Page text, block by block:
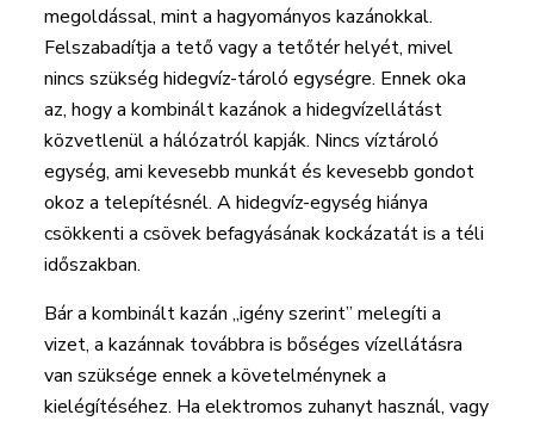
megoldással, mint a hagyományos kazánokkal.
Felszabadítja a tető vagy a tetőtér helyét, mivel
nincs szükség hidegvíz-tároló egységre. Ennek oka
az, hogy a kombinált kazánok a hidegvízellátást
közvetlenül a hálózatról kapják. Nincs víztároló
egység, ami kevesebb munkát és kevesebb gondot
okoz a telepítésnél. A hidegvíz-egység hiánya
csökkenti a csövek befagyásának kockázatát is a téli
időszakban.
Bár a kombinált kazán „igény szerint” melegíti a
vizet, a kazánnak továbbra is bőséges vízellátásra
van szüksége ennek a követelménynek a
kielégítéséhez. Ha elektromos zuhanyt használ, vagy